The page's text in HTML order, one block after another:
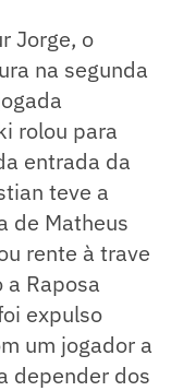
Jorge, o
na segunda
rolou para
entrada da
teve a
de Matheus
rente à trave
a Raposa
expulso
um jogador a
depender dos